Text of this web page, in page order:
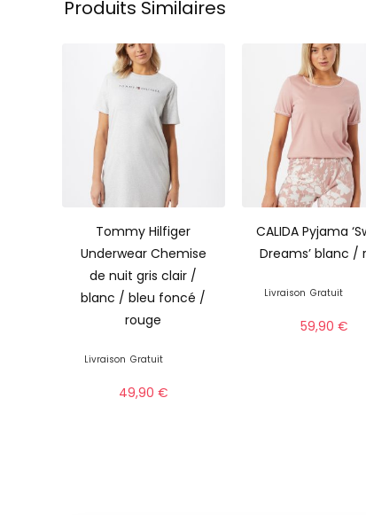
Produits Similaires
Tommy Hilfiger
Underwear Chemise
de nuit gris clair /
blanc / bleu foncé /
rouge
Livraison Gratuit
49,90 €
CALIDA Pyjama
Dreams’ blanc /
Livraison Gratuit
59,90 €